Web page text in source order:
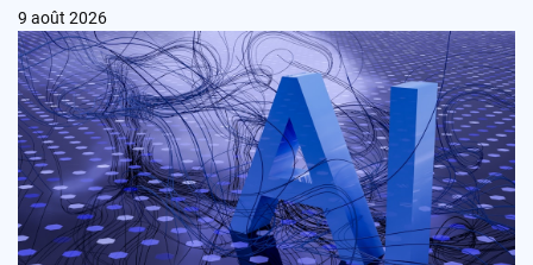
9 août 2026